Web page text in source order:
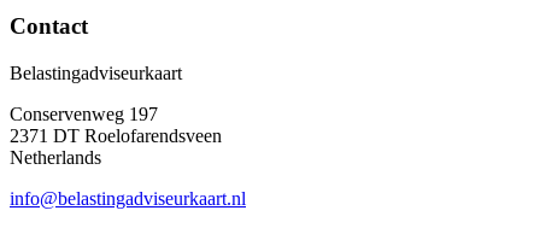
Contact
Belastingadviseurkaart
Conservenweg 197
2371 DT Roelofarendsveen
Netherlands
info@belastingadviseurkaart.nl